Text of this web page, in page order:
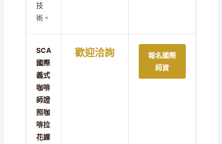
技
術。
SCA
國際
義式
咖啡
師證
照咖
啡拉
花課
歡迎洽詢
報名國際
師資